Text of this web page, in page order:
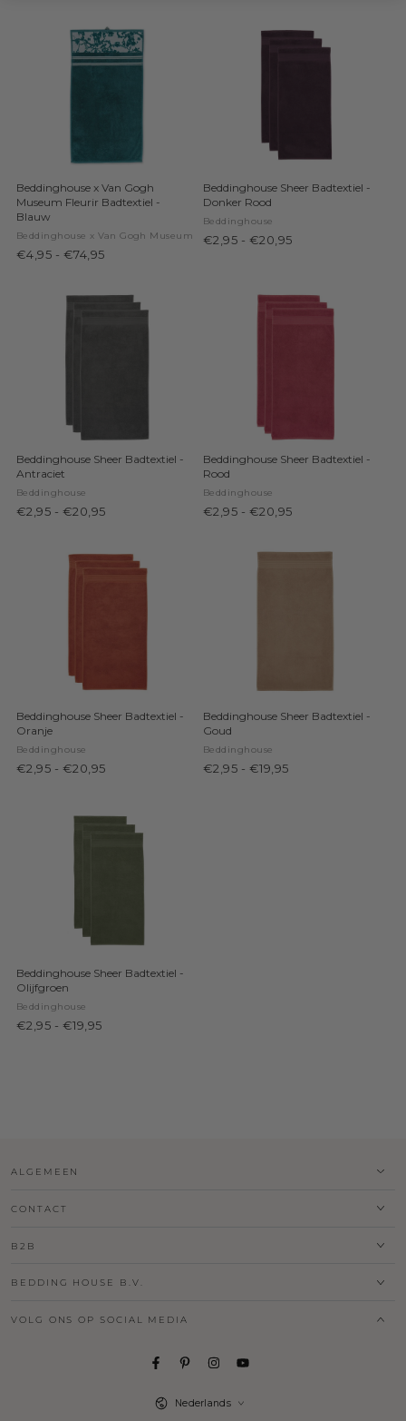
Beddinghouse x Van Gogh
Museum Fleurir Badtextiel -
Blauw
Beddinghouse x Van Gogh Museum
€4,95 - €74,95
Beddinghouse Sheer Badtextiel -
Donker Rood
Beddinghouse
€2,95 - €20,95
Beddinghouse Sheer Badtextiel -
Antraciet
Beddinghouse
€2,95 - €20,95
Beddinghouse Sheer Badtextiel -
Rood
Beddinghouse
€2,95 - €20,95
Beddinghouse Sheer Badtextiel -
Oranje
Beddinghouse
€2,95 - €20,95
Beddinghouse Sheer Badtextiel -
Goud
Beddinghouse
€2,95 - €19,95
Beddinghouse Sheer Badtextiel -
Olijfgroen
Beddinghouse
€2,95 - €19,95
ALGEMEEN
CONTACT
B2B
BEDDING HOUSE B.V.
VOLG ONS OP SOCIAL MEDIA
Taal
Nederlands